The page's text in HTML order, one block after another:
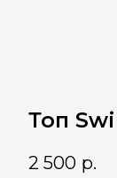
Топ
2 500 р.